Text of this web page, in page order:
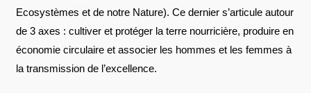
Ecosystèmes et de notre Nature). Ce dernier s’articule autour
de 3 axes : cultiver et protéger la terre nourricière, produire en
économie circulaire et associer les hommes et les femmes à
la transmission de l’excellence.